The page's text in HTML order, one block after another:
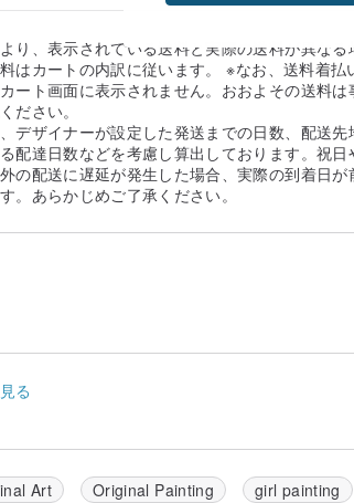
り、表示されている送料と実際の送料が異なる
はカートの内訳に従います。 ※なお、送料着払
ート画面に表示されません。おおよその送料は
ださい。
デザイナーが設定した発送までの日数、配送先
配達日数などを考慮し算出しております。祝日
の配送に遅延が発生した場合、実際の到着日が
。あらかじめご了承ください。
る
Art Original Painting
girl painting